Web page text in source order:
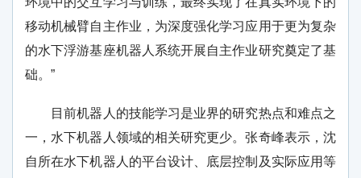
移动机械臂自主作业，为深度强化学习应用于更为复杂
的水下浮游基座机器人系统开展自主作业研究奠定了基
础。”
目前机器人的技能学习是业界的研究热点和难点之
一，水下机器人领域的相关研究更少。张奇峰表示，沈
自所在水下机器人的平台设计、底层控制及实际应用等